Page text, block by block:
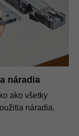
náradia
ako všetky
náradia.